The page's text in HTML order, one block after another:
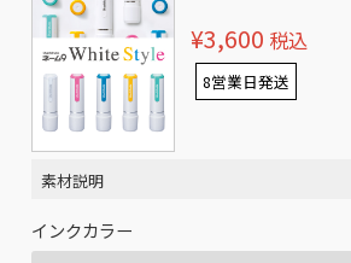
¥3,600 税込
8営業日発送
素材説明
インクカラー